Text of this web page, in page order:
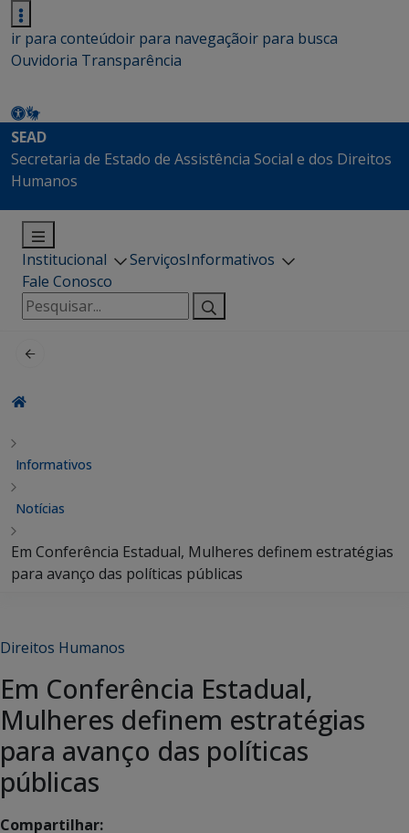
ir para conteúdoir para navegaçãoir para busca
Ouvidoria Transparência
SEAD
Secretaria de Estado de Assistência Social e dos Direitos
Humanos
Institucional ServiçosInformativos
Fale Conosco
Pesquisar
por:
Informativos
Notícias
Em Conferência Estadual, Mulheres definem estratégias
para avanço das políticas públicas
Direitos Humanos
Em Conferência Estadual,
Mulheres definem estratégias
para avanço das políticas
públicas
Compartilhar: